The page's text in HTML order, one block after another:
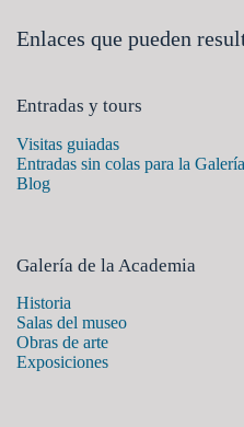
Enlaces que pueden
Entradas y tours
Visitas guiadas
Entradas sin colas para la
Blog
Galería de la Academia
Historia
Salas del museo
Obras de arte
Exposiciones